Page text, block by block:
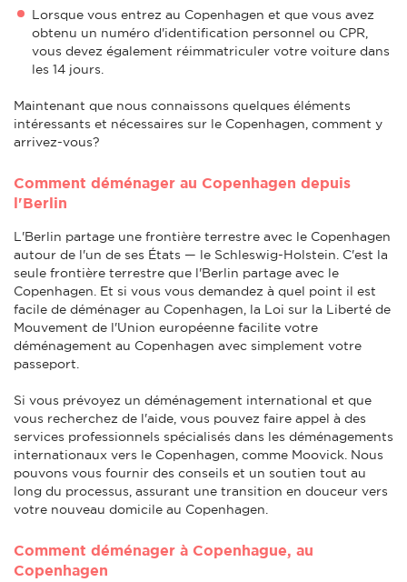
Lorsque vous entrez au Copenhagen et que vous avez
obtenu un numéro d'identification personnel ou CPR,
vous devez également réimmatriculer votre voiture dans
les 14 jours.
Maintenant que nous connaissons quelques éléments
intéressants et nécessaires sur le Copenhagen, comment y
arrivez-vous?
Comment déménager au Copenhagen depuis
l'Berlin
L'Berlin partage une frontière terrestre avec le Copenhagen
autour de l'un de ses États — le Schleswig-Holstein. C'est la
seule frontière terrestre que l'Berlin partage avec le
Copenhagen. Et si vous vous demandez à quel point il est
facile de déménager au Copenhagen, la Loi sur la Liberté de
Mouvement de l'Union européenne facilite votre
déménagement au Copenhagen avec simplement votre
passeport.
Si vous prévoyez un déménagement international et que
vous recherchez de l'aide, vous pouvez faire appel à des
services professionnels spécialisés dans les déménagements
internationaux vers le Copenhagen, comme Moovick. Nous
pouvons vous fournir des conseils et un soutien tout au
long du processus, assurant une transition en douceur vers
votre nouveau domicile au Copenhagen.
Comment déménager à Copenhague, au
Copenhagen